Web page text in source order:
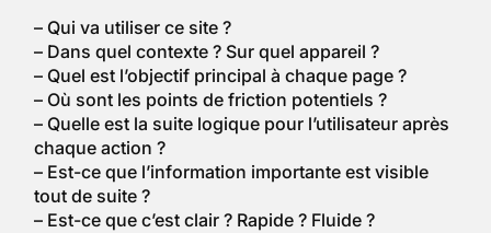
– Qui va utiliser ce site ?
– Dans quel contexte ? Sur quel appareil ?
– Quel est l’objectif principal à chaque page ?
– Où sont les points de friction potentiels ?
– Quelle est la suite logique pour l’utilisateur après
chaque action ?
– Est-ce que l’information importante est visible
tout de suite ?
– Est-ce que c’est clair ? Rapide ? Fluide ?